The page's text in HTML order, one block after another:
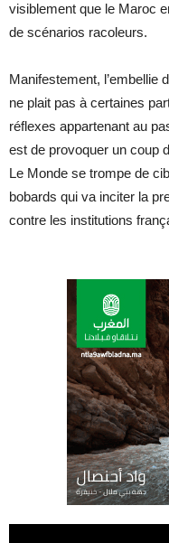
visiblement que le Maroc
de scénarios racoleurs.
Manifestement, l’embellie
ne plait pas à certaines
réflexes appartenant au
est de provoquer un coup
Le Monde se trompe de
bobards qui va inciter la
contre les institutions